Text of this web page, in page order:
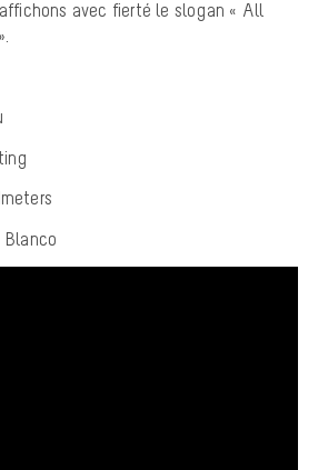
avec fierté le slogan « All